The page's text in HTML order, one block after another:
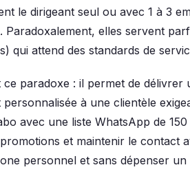
le dirigeant seul ou avec 1 à 3
Paradoxalement, elles servent
qui attend des standards de
paradoxe : il permet de délivrer
à une clientèle
avec une liste WhatsApp de
et maintenir le contact
personnel et sans dépenser un